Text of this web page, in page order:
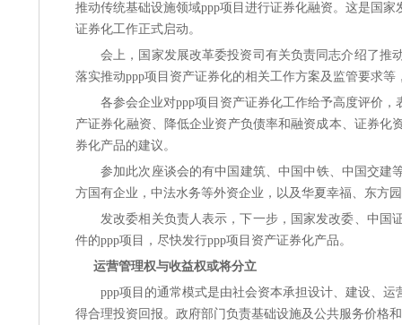
推动传统基础设施领域ppp项目进行证券化融资。这是国
证券化工作正式启动。
会上，国家发展改革委投资司有关负责同志介绍了推
落实推动ppp项目资产证券化的相关工作方案及监管要求
各参会企业对ppp项目资产证券化工作给予高度评价
产证券化融资、降低企业资产负债率和融资成本、证券化
券化产品的建议。
参加此次座谈会的有中国建筑、中国中铁、中国交建
方国有企业，中法水务等外资企业，以及华夏幸福、东方
发改委相关负责人表示，下一步，国家发改委、中国
件的ppp项目，尽快发行ppp项目资产证券化产品。
运营管理权与收益权或将分立
ppp项目的通常模式是由社会资本承担设计、建设、
得合理投资回报。政府部门负责基础设施及公共服务价格